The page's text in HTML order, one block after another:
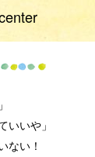
いいや」
ない！